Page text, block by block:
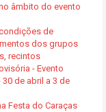
âmbito do evento
de
dos grupos
recintos
- Evento
30 de abril a 3 de
Festa do Caraças